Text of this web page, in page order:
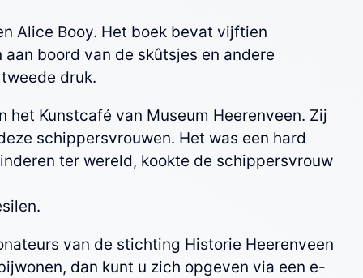
Alice Booy. Het boek bevat vijftien
boord van de skûtsjes en andere
druk.
Kunstcafé van Museum Heerenveen. Zij
schippersvrouwen. Het was een hard
ter wereld, kookte de schippersvrouw
van de stichting Historie Heerenveen
dan kunt u zich opgeven via een e-